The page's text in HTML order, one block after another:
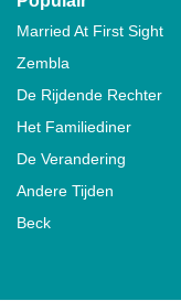
Married At First Sight
Zembla
De Rijdende Rechter
Het Familiediner
De Verandering
Andere Tijden
Beck